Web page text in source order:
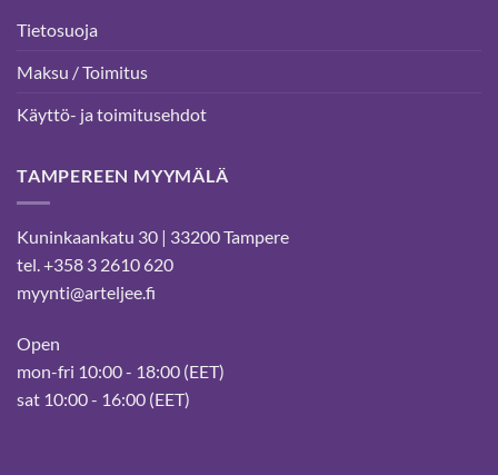
Tietosuoja
Maksu / Toimitus
Käyttö- ja toimitusehdot
TAMPEREEN MYYMÄLÄ
Kuninkaankatu 30 | 33200 Tampere
tel. +358 3 2610 620
myynti@arteljee.fi
Open
mon-fri 10:00 - 18:00 (EET)
sat 10:00 - 16:00 (EET)